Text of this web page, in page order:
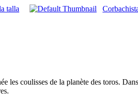
talla
les coulisses de la planète des toros.